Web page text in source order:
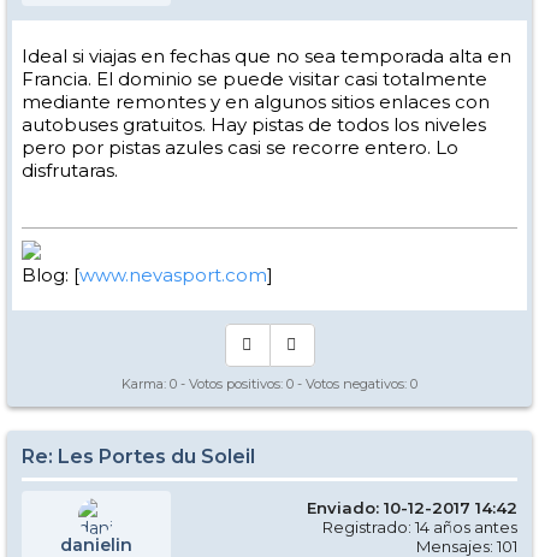
Ideal si viajas en fechas que no sea temporada alta en
Francia. El dominio se puede visitar casi totalmente
mediante remontes y en algunos sitios enlaces con
autobuses gratuitos. Hay pistas de todos los niveles
pero por pistas azules casi se recorre entero. Lo
disfrutaras.
Blog: [www.nevasport.com]
Karma: 0 - Votos positivos: 0 - Votos negativos: 0
Re: Les Portes du Soleil
danielin
Enviado: 10-12-2017 14:42
Registrado: 14 años antes
Mensajes: 101